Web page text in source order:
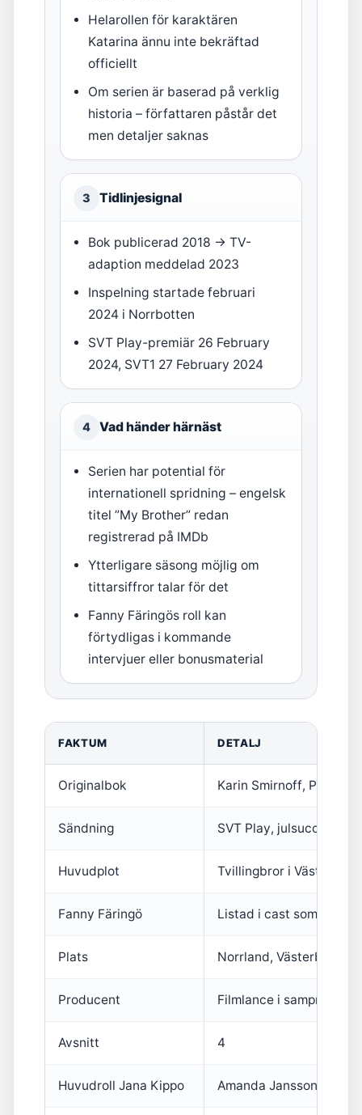
Helarollen för karaktären
Katarina ännu inte bekräftad
officiellt
Om serien är baserad på verklig
historia – författaren påstår det
men detaljer saknas
3 Tidlinjesignal
Bok publicerad 2018 → TV-
adaption meddelad 2023
Inspelning startade februari
2024 i Norrbotten
SVT Play-premiär 26 February
2024, SVT1 27 February 2024
4 Vad händer härnäst
Serien har potential för
internationell spridning – engelsk
titel ”My Brother” redan
registrerad på IMDb
Ytterligare säsong möjlig om
tittarsiffror talar för det
Fanny Färingös roll kan
förtydligas i kommande
intervjuer eller bonusmaterial
FAKTUM DETALJ
Originalbok Karin Smirnoff, Polaris
Sändning SVT Play, julsuccé 2025
Huvudplot Tvillingbror i
Fanny Färingö Listad i cast som Anong
Plats Norrland, Västerbotten
Producent Filmlance i
Avsnitt 4
Huvudroll Jana Kippo Amanda Jansson